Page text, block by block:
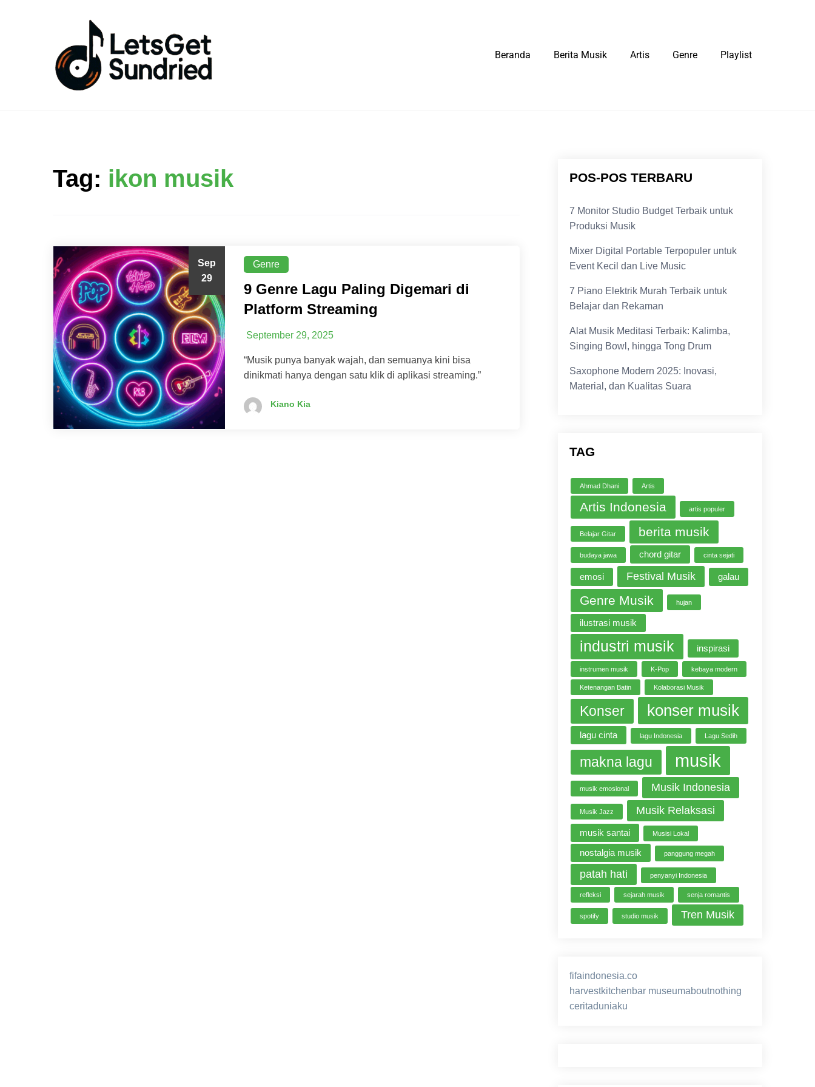
Beranda Berita Musik Artis Genre Playlist
Tag: ikon musik
Sep
29
Genre
9 Genre Lagu Paling Digemari di
Platform Streaming
September 29, 2025
“Musik punya banyak wajah, dan semuanya kini bisa
dinikmati hanya dengan satu klik di aplikasi streaming.”
Kiano Kia
POS-POS TERBARU
7 Monitor Studio Budget Terbaik untuk
Produksi Musik
Mixer Digital Portable Terpopuler untuk
Event Kecil dan Live Music
7 Piano Elektrik Murah Terbaik untuk
Belajar dan Rekaman
Alat Musik Meditasi Terbaik: Kalimba,
Singing Bowl, hingga Tong Drum
Saxophone Modern 2025: Inovasi,
Material, dan Kualitas Suara
TAG
Ahmad Dhani Artis
Artis Indonesia artis populer
Belajar Gitar berita musik
budaya jawa chord gitar cinta sejati
emosi Festival Musik galau
Genre Musik hujan
ilustrasi musik
industri musik inspirasi
instrumen musik K-Pop kebaya modern
Ketenangan Batin Kolaborasi Musik
Konser konser musik
lagu cinta lagu Indonesia Lagu Sedih
makna lagu musik
musik emosional Musik Indonesia
Musik Jazz Musik Relaksasi
musik santai Musisi Lokal
nostalgia musik panggung megah
patah hati penyanyi Indonesia
refleksi sejarah musik senja romantis
spotify studio musik Tren Musik
fifaindonesia.co
harvestkitchenbar museumaboutnothing
ceritaduniaku